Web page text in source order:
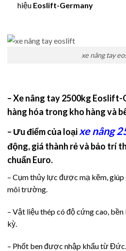
hiệu Eoslift-Germany
xe nâng tay
– Xe nâng tay 2500kg Eoslift-
hàng hóa trong kho hàng và
– Ưu điểm của loạixe nâng
động, giá thành rẻ và bảo trí
chuẩn Euro.
– Cụm thủy lực được mạ kẽm,
môi trường.
– Vật liệu thép có độ cứng cao,
kỳ.
– Phốt ben được nhập khẩu từ Đức.